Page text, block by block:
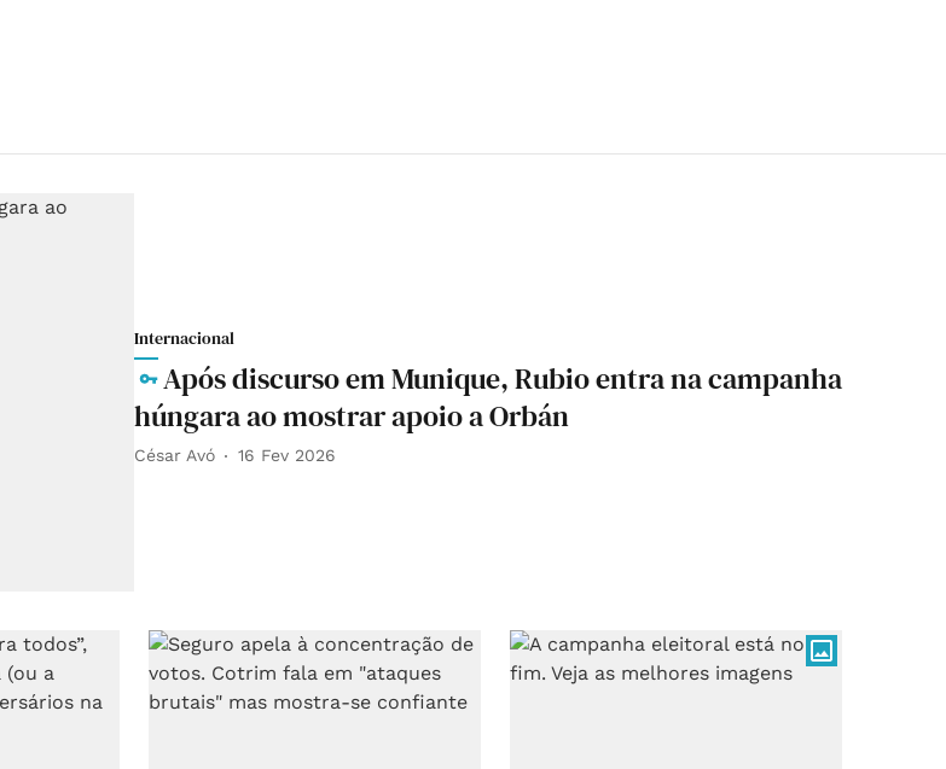
Internacional
Após discurso em Munique, Rubio entra na campanha
húngara ao mostrar apoio a Orbán
César Avó 16 Fev 2026